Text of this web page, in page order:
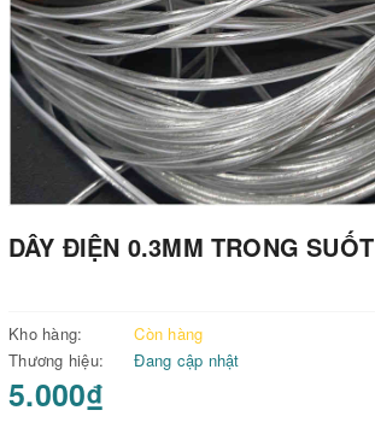
DÂY ĐIỆN 0.3MM TRONG SUỐT
Kho hàng:
Còn hàng
Thương hiệu:
Đang cập nhật
5.000₫